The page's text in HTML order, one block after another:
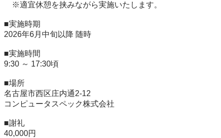
※適宜休憩を挟みながら実施いたします。
■実施時期
2026年6月中旬以降 随時
■実施時間
9:30 ～ 17:30頃
■場所
名古屋市西区庄内通2-12
コンピュータスペック株式会社
■謝礼
40,000円